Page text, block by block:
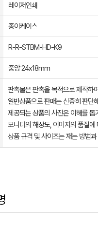
레이저인쇄
종이케이스
R-R-STBM-HD-K9
중앙 24x18mm
판촉물은 판촉을 목적으로 제작하
일반상품으로 판매는 신중히 판단
제공되는 상품의 사진은 이해를
모니터의 해상도, 이미지의 품질
상품 규격 및 사이즈는 재는 방법